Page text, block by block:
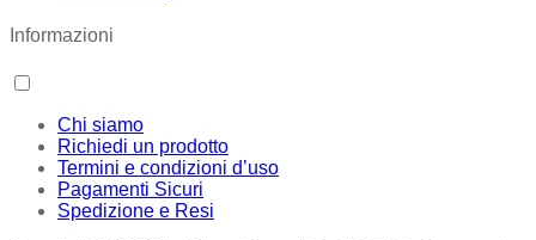
Informazioni
Chi siamo
Richiedi un prodotto
Termini e condizioni d’uso
Pagamenti Sicuri
Spedizione e Resi